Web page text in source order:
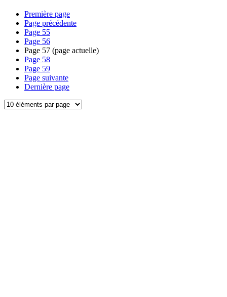
Première page
Page précédente
Page 55
Page 56
Page 57 (page actuelle)
Page 58
Page 59
Page suivante
Dernière page